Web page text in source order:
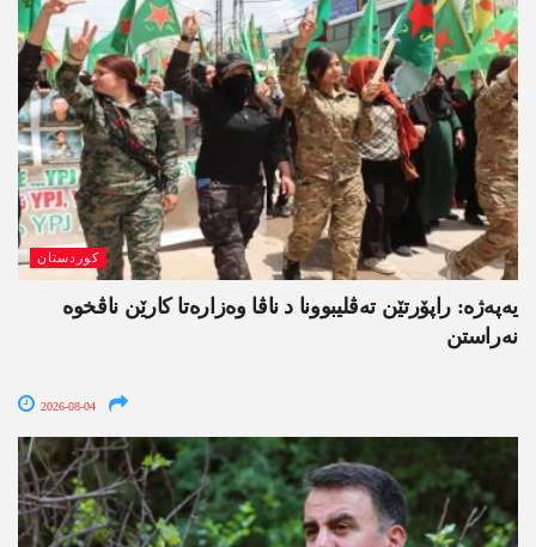
کوردستان
یەپەژە: راپۆرتێن تەڤلیبوونا د ناڤا وەزارەتا کارێن ناڤخوە
نەراستن
2026-08-04